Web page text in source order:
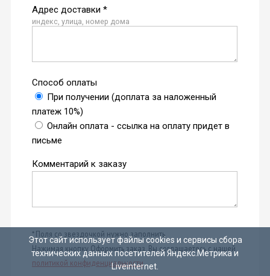
Адрес доставки *
индекс, улица, номер дома
Способ оплаты
При получении (доплата за наложенный
платеж 10%)
Онлайн оплата - ссылка на оплату придет в
письме
Комментарий к заказу
* Поля со звездочкой нужно заполнить
Нажимая кнопку Оформить заказ, Вы соглашаетесь с нашей
политикой конфиденциальности.
Этот сайт использует файлы cookies и сервисы сбора
технических данных посетителей Яндекс.Метрика и
Liveinternet.